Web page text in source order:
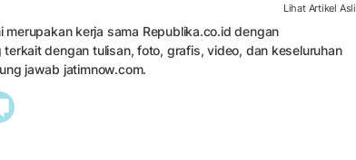
Lihat Artikel Asli
merupakan kerja sama Republika.co.id dengan
terkait dengan tulisan, foto, grafis, video, dan keseluruhan
jawab jatimnow.com.